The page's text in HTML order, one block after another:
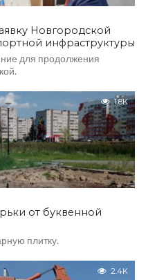
Новгородской
инфраструктуры
для продолжения
1.8K
от буквенной
плитку.
2.4K